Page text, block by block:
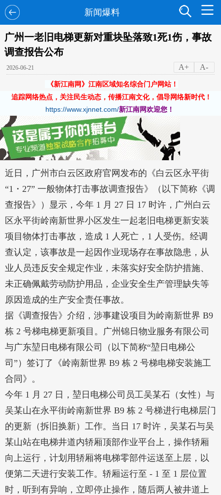
新闻爆料
广州一老旧电梯更新对重块坠落致1死1伤，事故
调查报告公布
2026-06-21 A+ A-
《新江南网》江南区域知名综合门户网站！
追踪网络热点，关注民生动态，传播江南文化，倡导网络新时代！
https://www.xjnnet.com/新江南网欢迎您！
近日，广州市白云区政府官网发布的《白云区永平街
“1・27” 一般物体打击事故调查报告》（以下简称《调
查报告》）显示，今年 1 月 27 日 17 时许，广州白云
区永平街岭南新世界小区发生一起老旧电梯更新安装
项目物体打击事故，造成 1 人死亡，1 人受伤。经调
查认定，该事故是一起因作业现场存在事故隐患，从
业人员违反安全规定作业，未落实好安全防护措施、
未正确佩戴劳动防护用品，企业安全生产管理缺失等
原因造成的生产安全责任事故。
据《调查报告》介绍，涉事建设项目为岭南新世界 B9
栋 2 号梯电梯更新项目。广州锦日物业服务有限公司
与广东堃日电梯有限公司（以下简称“堃日电梯公
司”）签订了《岭南新世界 B9 栋 2 号梯电梯安装施工
合同》。
今年 1 月 27 日，堃日电梯公司员工吴某石（女性）与
吴某山在永平街岭南新世界 B9 栋 2 号梯进行电梯层门
的更新（拆旧换新）工作。当日 17 时许，吴某石与吴
某山站在电梯井道内轿厢顶部作业平台上，操作轿厢
向上运行，计划用轿厢将电梯零部件运送至上层，以
便第二天进行安装工作。轿厢运行至 - 1 至 1 层位置
时，听到有异响，立即停止操作，随后两人被井道上